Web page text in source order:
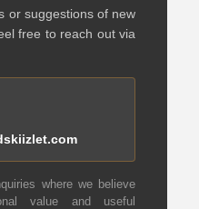
or suggestions of new
free to reach out via
where we believe
value and useful